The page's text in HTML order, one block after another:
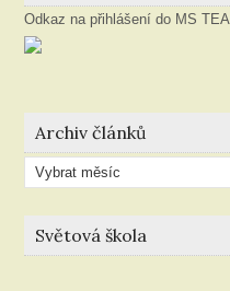
Odkaz na přihlášení do MS
Archiv článků
Archiv
článků
Světová škola